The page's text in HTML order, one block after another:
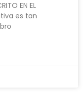
EN EL
es tan